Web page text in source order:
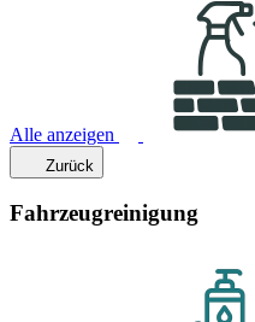
Alle anzeigen
Zurück
Fahrzeugreinigung